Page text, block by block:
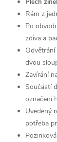
Plech
Rám z
Po
zdiva a
dvou
Zavírání
Součástí
označení
Uvedený
potřeba